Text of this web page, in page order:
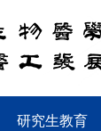
研究生教育